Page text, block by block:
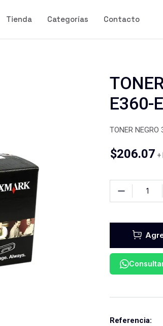
Tienda Categorías Contacto
E360-
TONER
$206.07 +
Referencia: